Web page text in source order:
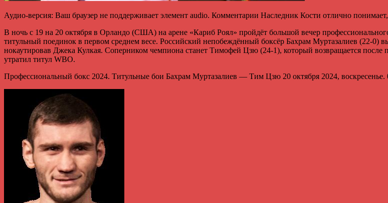
Аудио-версия: Ваш браузер не поддерживает элемент audio. Комментарии Наследник Кости отлично
В ночь с 19 на 20 октября в Орландо (США) на арене «Кариб Роял» пройдёт большой вечер
титульный поединок в первом среднем весе. Российский непобеждённый боксёр Бахрам Муртазалиев (22-0)
нокаутировав Джека Кулкая. Соперником чемпиона станет Тимофей Цзю (24-1), который возвращается
утратил титул WBO.
Профессиональный бокс 2024. Титульные бои Бахрам Муртазалиев — Тим Цзю 20 октября 2024,